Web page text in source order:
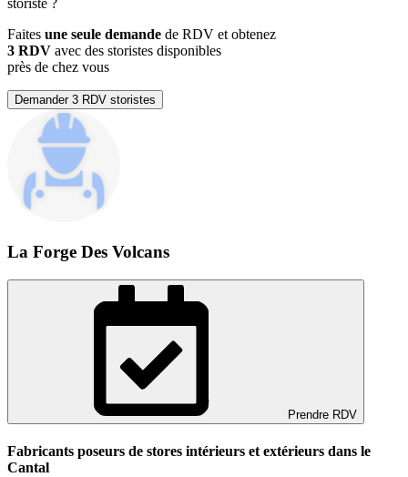
storiste ?
Faites une seule demande de RDV et obtenez
3 RDV avec des storistes disponibles
près de chez vous
Demander 3 RDV storistes
La Forge Des Volcans
Prendre RDV
Fabricants poseurs de stores intérieurs et extérieurs dans le
Cantal